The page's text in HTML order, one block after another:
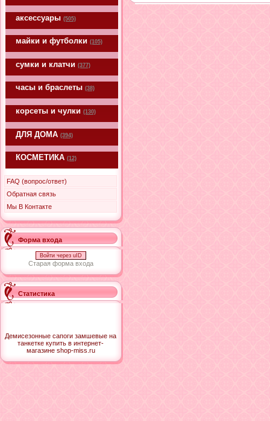
аксессуары (505)
майки и футболки (105)
сумки и клатчи (377)
часы и браслеты (38)
корсеты и чулки (130)
ДЛЯ ДОМА (394)
КОСМЕТИКА (12)
FAQ (вопрос/ответ)
Обратная связь
Мы В Контакте
Форма входа
Войти через uID
Старая форма входа
Статистика
Демисезонные сапоги замшевые на
танкетке купить в интернет-
магазине shop-miss.ru